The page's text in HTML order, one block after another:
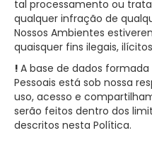
tal processamento ou
qualquer infração de
Nossos Ambientes
quaisquer fins ilegais,
! A base de dados
Pessoais está sob nossa
uso, acesso e
serão feitos dentro dos
descritos nesta Política.